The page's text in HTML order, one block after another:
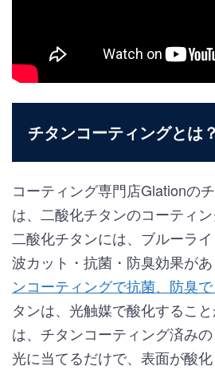
チタンコーティングとは？
コーティング専門店Glationの
は、二酸化チタンのコーティン
二酸化チタンには、ブルーラ
波カット・抗菌・防臭効果があ
ンコーティングで抗菌、防臭で
タンは、光触媒で酸化するこ
は、チタンコーティング済み
光に当てるだけで、表面が酸